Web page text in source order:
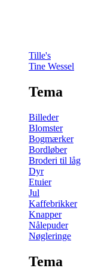
Tille's
Tine Wessel
Tema
Billeder
Blomster
Bogmærker
Bordløber
Broderi til låg
Dyr
Etuier
Jul
Kaffebrikker
Knapper
Nålepuder
Nøgleringe
Tema